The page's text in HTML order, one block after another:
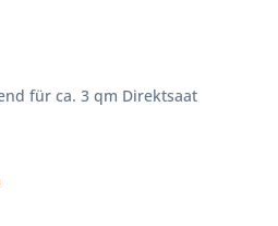
für ca. 3 qm Direktsaat